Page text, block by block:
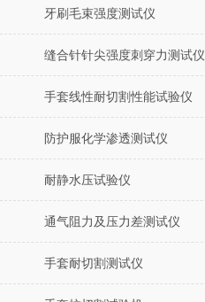
牙刷毛束强度测试仪
缝合针针尖强度刺穿力测试仪
手套线性耐切割性能试验仪
防护服化学渗透测试仪
耐静水压试验仪
通气阻力及压力差测试仪
手套耐切割测试仪